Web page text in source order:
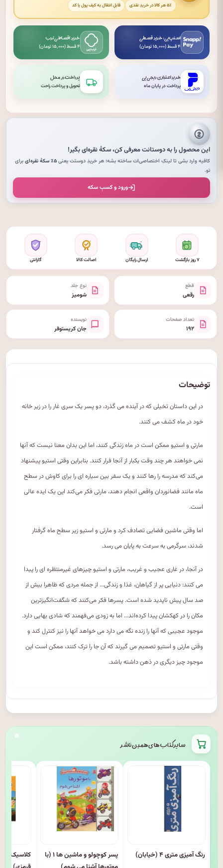
۵٪ هر کالا در خریدِ نقدی قابلِ انتقال به کیف پول یا کد
اسنپ‌پی: خرید قسطی
۴ قسط (۱۵٬۰۰۰ تومان)
خرید اقساطی ترب
۴ قسط (۱۵٬۰۰۰ تومان)
خرید اعتباری دیجی‌پی
پرداخت در پایان ماه
پرداخت در محل
تحویل و پرداخت راحت
این محصول را به دوستانت معرفی کن،سکهٔ نقره‌ایبگیر!
کافیه وارد بشی تا لینکِ اختصاصی‌ات ساخته بشه؛ هر خریدِ دوستت یعنی۵٪ سکهٔ نقره‌ای
برای
تو.
ورود و کسبِ سکه
۷ روز بازگشت ارسال رایگان اصالت کالا گارانتی
قطع
رقعی
نوع جلد
شومیز
تعداد صفحات
۱۹۲
نویسنده
جان کریستوفر
توضیحات
در این داستان تخیلی که در آینده می گذرد، دو پسر یک سری غار را در زیر خانه
خود در ماه کشف می کنند.
مارتی و استیو ممکن است در ماه زندگی کنند، اما این بدان معنا نیست که آنها
نمی خواهند هر چند وقت یکبار از آنجا فرار کنند. بنابراین وقتی استیو پیشنهاد
می‌کند که مدرسه را رها کنند و یک سفر بین سیاره ای را برای کاوش در سطح
ماه مانند فضانوردان واقعی انجام دهند، مارتی فکر می‌کند این یک ایده عالی
است.
اما وقتی ماشین فضایی تصادف کرد و مارتی و استیو زیر سطح ماه گرفتار
شدند، سرگرمی به سرعت به پایان می رسد.
در آنجا، در غاری عجیب و غریب، مارتی و استیو چیزهای غیرمنتظره ای را پیدا
می کنند: دنیایی پر از گیاهان، غذا و زندگی... از جمله مردی که ظاهرا بیش از
صد سال پیش ناپدید شده است. پسرها فکر می‌کنند که شگفت‌انگیزترین
مکان را در کهکشان پیدا کرده‌اند... اما به زودی می‌فهمند که شادی بهایی دارد.
موجود عجیبی که آنها را زنده نگه می دارد می خواهد آنها را نیز کنترل کند و
وقتی مارتی و استیو تصمیم می گیرند که آن جا را ترک کنند، ممکن است این
موجود چیز دیگری در ذهن داشته باشد.
سایر کتاب های همین ناشر
رنگ آمیزی متری ۴ (خیابان)
پسر کوچولو و ماشین ها ۱ (با